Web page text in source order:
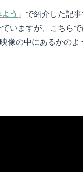
う 」で紹介した記
いますが、こちら
像の中にあるかのよ